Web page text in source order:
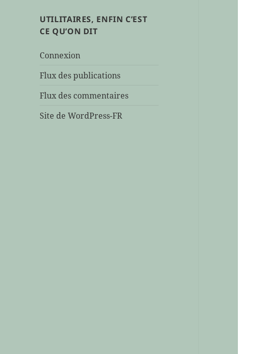
maison[s]témoin,
bah,
en
ça
fait
UTILITAIRES, ENFIN C’EST
CE QU’ON DIT
Connexion
Flux des publications
Flux des commentaires
Site de WordPress-FR